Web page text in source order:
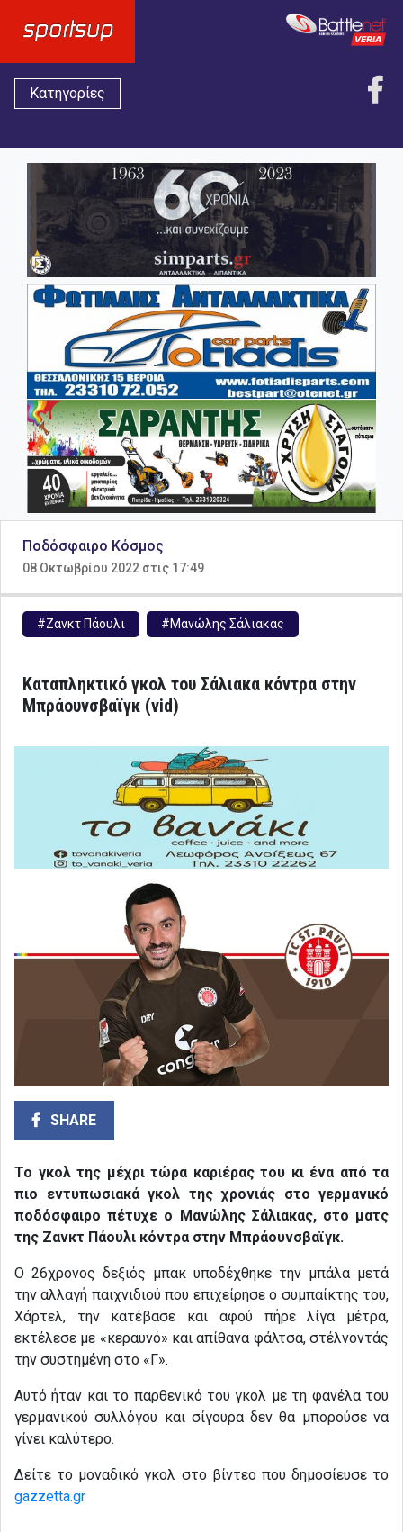
Κατηγορίες
Ποδόσφαιρο Κόσμος
08 Οκτωβρίου 2022 στις 17:49
#Ζανκτ Πάουλι #Μανώλης Σάλιακας
Καταπληκτικό γκολ του Σάλιακα κόντρα στην
Μπράουνσβαϊγκ (vid)
SHARE
Το γκολ της μέχρι τώρα καριέρας του κι ένα από τα
πιο εντυπωσιακά γκολ της χρονιάς στο γερμανικό
ποδόσφαιρο πέτυχε ο Μανώλης Σάλιακας, στο ματς
της Ζανκτ Πάουλι κόντρα στην Μπράουνσβαϊγκ.
Ο 26χρονος δεξιός μπακ υποδέχθηκε την μπάλα μετά
την αλλαγή παιχνιδιού που επιχείρησε ο συμπαίκτης του,
Χάρτελ, την κατέβασε και αφού πήρε λίγα μέτρα,
εκτέλεσε με «κεραυνό» και απίθανα φάλτσα, στέλνοντάς
την συστημένη στο «Γ».
Αυτό ήταν και το παρθενικό του γκολ με τη φανέλα του
γερμανικού συλλόγου και σίγουρα δεν θα μπορούσε να
γίνει καλύτερο.
Δείτε το μοναδικό γκολ στο βίντεο που δημοσίευσε το
gazzetta.gr